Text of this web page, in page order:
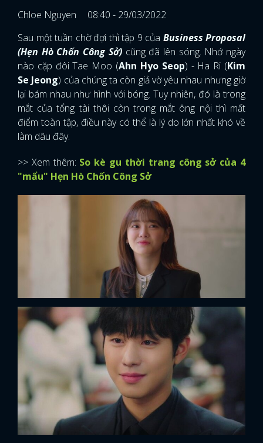
Chloe Nguyen
08:40 - 29/03/2022
Sau một tuần chờ đợi thì tập 9 của Business Proposal
(Hẹn Hò Chốn Công Sở) cũng đã lên sóng. Nhớ ngày
nào cặp đôi Tae Moo (Ahn Hyo Seop) - Ha Ri (Kim
Se Jeong) của chúng ta còn giả vờ yêu nhau nhưng giờ
lại bám nhau như hình với bóng. Tuy nhiên, đó là trong
mắt của tổng tài thôi còn trong mắt ông nội thì mất
điểm toàn tập, điều này có thể là lý do lớn nhất khó về
làm dâu đây.
>> Xem thêm: So kè gu thời trang công sở của 4
"mẩu" Hẹn Hò Chốn Công Sở